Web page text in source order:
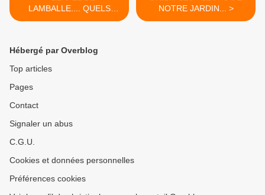
LAMBALLE.... QUELS
SONT CES AVIONS QUI
NOTRE JARDIN... >
Hébergé par Overblog
Top articles
Pages
Contact
Signaler un abus
C.G.U.
Cookies et données personnelles
Préférences cookies